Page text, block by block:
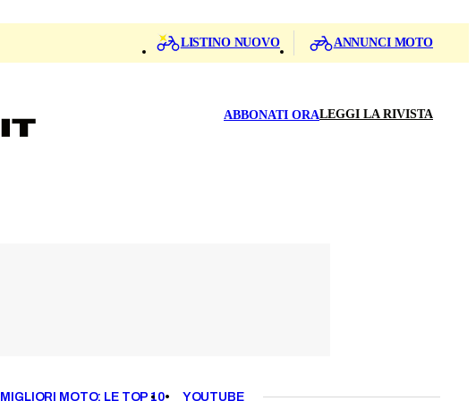
LISTINO NUOVO ANNUNCI MOTO
ABBONATI ORALEGGI LA RIVISTA
MIGLIORI MOTO: LE TOP 10 YOUTUBE